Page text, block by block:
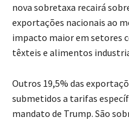
nova sobretaxa recairá
exportações nacionais ao
impacto maior em setores
têxteis e alimentos
Outros 19,5% das
submetidos a tarifas
mandato de Trump. São